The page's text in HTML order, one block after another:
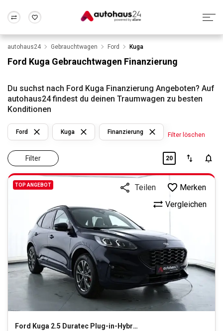
Wir bewerten dein Auto
Alle Fragen & Antworten
Rund um die Inzahlungnahme
Frankfurt Wuppertal
autohaus24 Gebrauchtwagen Ford Kuga
Ford Kuga Gebrauchtwagen Finanzierung
Du suchst nach Ford Kuga Finanzierung Angeboten? Auf
autohaus24 findest du deinen Traumwagen zu besten
Konditionen
Filter
Ford Kuga Finanzierung Filter löschen
20
TOP ANGEBOT
Ford Kuga 2.5 Duratec Plug-in-Hybrid PHEV ST-Line X (EU
Vergleichen
Teilen Merken